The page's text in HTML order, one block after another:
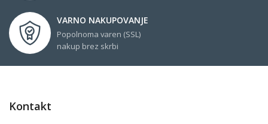
VARNO NAKUPOVANJE
Popolnoma varen (SSL)
nakup brez skrbi
Kontakt